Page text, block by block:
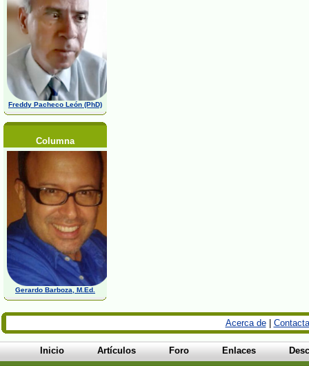
Freddy Pacheco León (PhD)
Columna
Gerardo Barboza, M.Ed.
Acerca de|
Inicio Artículos Foro Enlaces